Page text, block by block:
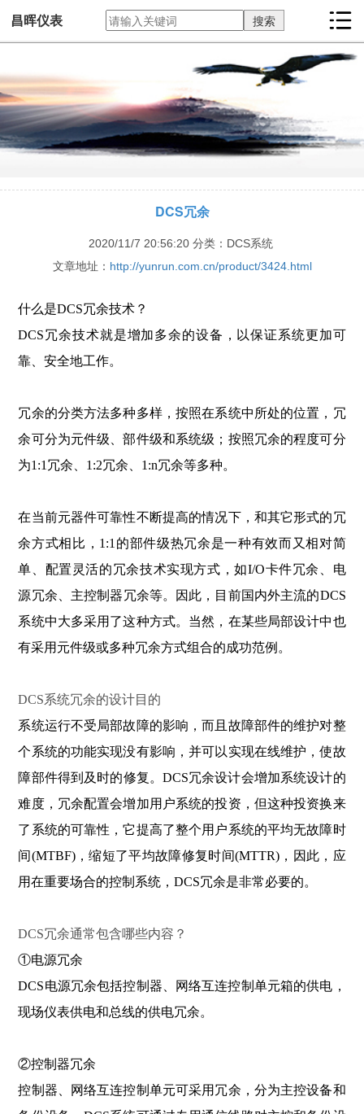
昌晖仪表
DCS冗余
2020/11/7 20:56:20分类：DCS系统
文章地址： http://yunrun.com.cn/product/3424.html
什么是DCS冗余技术？
DCS冗余技术就是增加多余的设备，以保证系统更加可
靠、安全地工作。
冗余的分类方法多种多样，按照在系统中所处的位置，冗
余可分为元件级、部件级和系统级；按照冗余的程度可分
为1:1冗余、1:2冗余、1:n冗余等多种。
在当前元器件可靠性不断提高的情况下，和其它形式的冗
余方式相比，1:1的部件级热冗余是一种有效而又相对简
单、配置灵活的冗余技术实现方式，如I/O卡件冗余、电
源冗余、主控制器冗余等。因此，目前国内外主流的DCS
系统中大多采用了这种方式。当然，在某些局部设计中也
有采用元件级或多种冗余方式组合的成功范例。
DCS系统冗余的设计目的
系统运行不受局部故障的影响，而且故障部件的维护对整
个系统的功能实现没有影响，并可以实现在线维护，使故
障部件得到及时的修复。DCS冗余设计会增加系统设计的
难度，冗余配置会增加用户系统的投资，但这种投资换来
了系统的可靠性，它提高了整个用户系统的平均无故障时
间(MTBF)，缩短了平均故障修复时间(MTTR)，因此，应
用在重要场合的控制系统，DCS冗余是非常必要的。
DCS冗余通常包含哪些内容？
①电源冗余
DCS电源冗余包括控制器、网络互连控制单元箱的供电，
现场仪表供电和总线的供电冗余。
②控制器冗余
控制器、网络互连控制单元可采用冗余，分为主控设备和